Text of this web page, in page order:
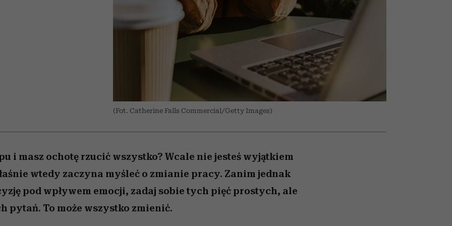
w seksie?
(Fot. Catherine Falls Commercial/Getty Images)
i masz ochotę rzucić wszystko? Wcale nie jesteś wyjątkiem
wtedy zaczyna myśleć o zmianie pracy. Zanim jednak
pod wpływem emocji, zadaj sobie tych pięć prostych, ale
pytań. To może wszystko zmienić.